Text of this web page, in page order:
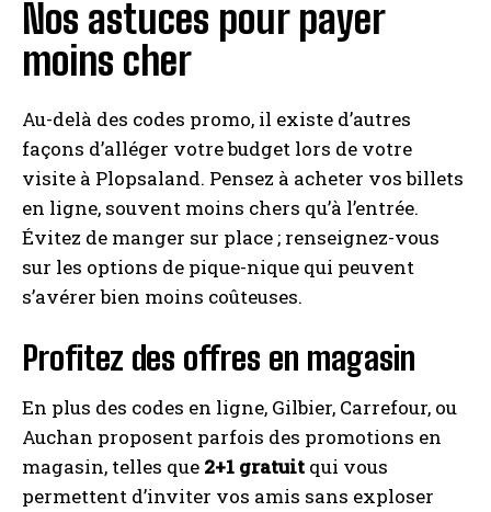
Nos astuces pour payer
moins cher
Au-delà des codes promo, il existe d’autres
façons d’alléger votre budget lors de votre
visite à Plopsaland. Pensez à acheter vos billets
en ligne, souvent moins chers qu’à l’entrée.
Évitez de manger sur place ; renseignez-vous
sur les options de pique-nique qui peuvent
s’avérer bien moins coûteuses.
Profitez des offres en magasin
En plus des codes en ligne, Gilbier, Carrefour, ou
Auchan proposent parfois des promotions en
magasin, telles que 2+1 gratuit qui vous
permettent d’inviter vos amis sans exploser